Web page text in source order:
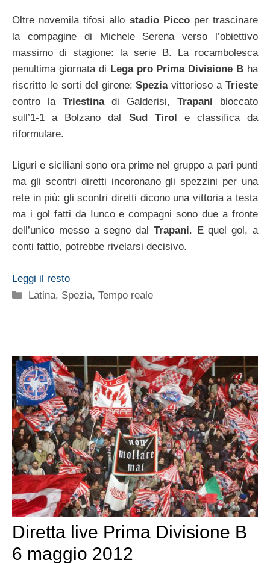
Oltre novemila tifosi allo stadio Piccoper trascinare
la compagine di Michele Serena verso l’obiettivo
massimo di stagione: la serie B. La rocambolesca
penultima giornata di Lega pro Prima Divisione B ha
riscritto le sorti del girone:Speziavittorioso a Trieste
contro la Triestinadi Galderisi, Trapani bloccato
sull’1-1 a Bolzano dal Sud Tirol e classifica da
riformulare.
Liguri e siciliani sono ora prime nel gruppo a pari punti
ma gli scontri diretti incoronano gli spezzini per una
rete in più: gli scontri diretti dicono una vittoria a testa
ma i gol fatti da Iunco e compagni sono due a fronte
dell’unico messo a segno dal Trapani. E quel gol, a
conti fattio, potrebbe rivelarsi decisivo.
Leggi il resto
Categorie
Latina, Spezia,Tempo reale
Diretta live Prima Divisione B
6 maggio 2012